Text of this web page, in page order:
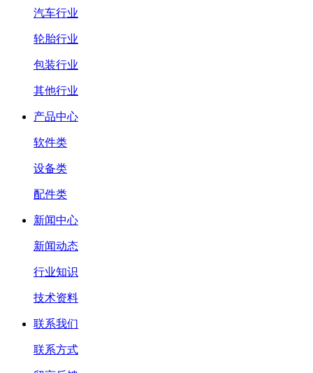
汽车行业
轮胎行业
包装行业
其他行业
产品中心
软件类
设备类
配件类
新闻中心
新闻动态
行业知识
技术资料
联系我们
联系方式